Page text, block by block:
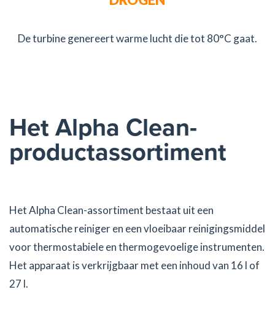
De turbine genereert warme lucht die tot 80°C gaat.
Het Alpha Clean-
productassortiment
Het Alpha Clean-assortiment bestaat uit een
automatische reiniger en een vloeibaar reinigingsmiddel
voor thermostabiele en thermogevoelige instrumenten.
Het apparaat is verkrijgbaar met een inhoud van 16 l of
27 l.